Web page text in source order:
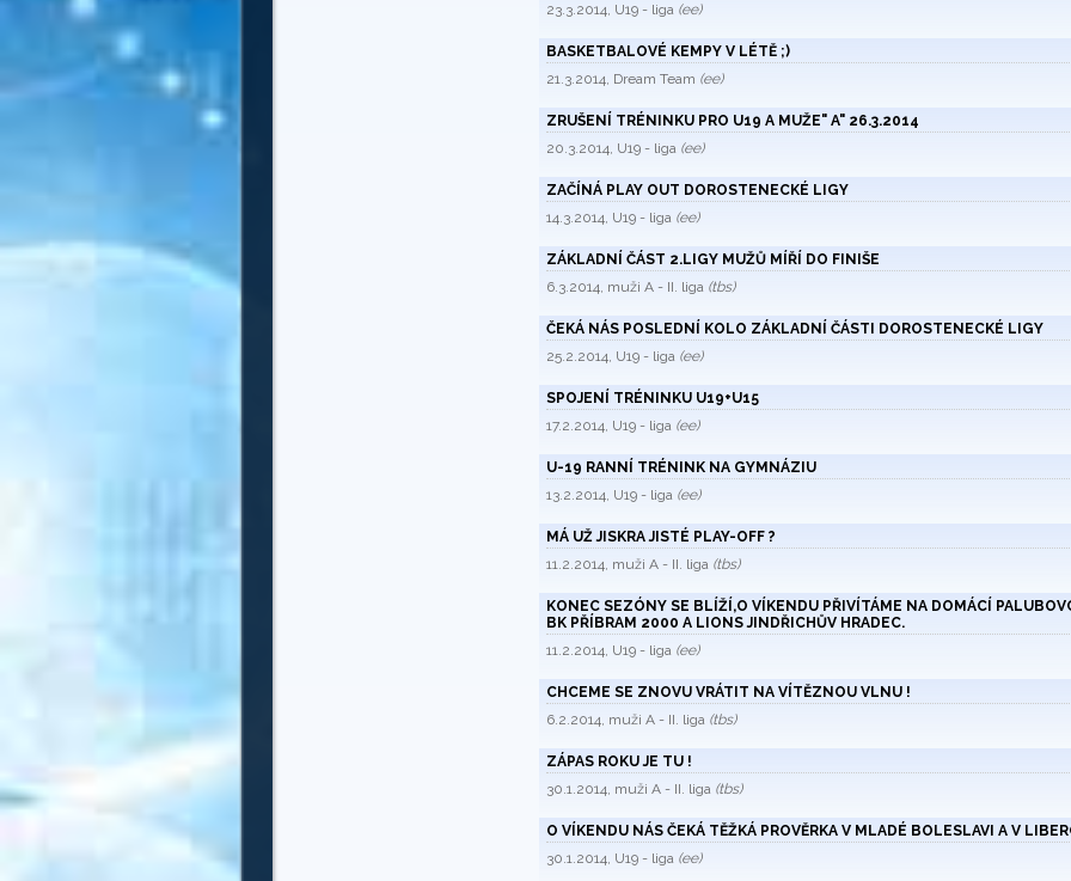
23.3.2014, U19 - liga (ee)
BASKETBALOVÉ KEMPY V LÉTĚ ;)
21.3.2014, Dream Team (ee)
ZRUŠENÍ TRÉNINKU PRO U19 A MUŽE" A" 26.3.2014
20.3.2014, U19 - liga (ee)
ZAČÍNÁ PLAY OUT DOROSTENECKÉ LIGY
14.3.2014, U19 - liga (ee)
ZÁKLADNÍ ČÁST 2.LIGY MUŽŮ MÍŘÍ DO FINIŠE
6.3.2014, muži A - II. liga (tbs)
ČEKÁ NÁS POSLEDNÍ KOLO ZÁKLADNÍ ČÁSTI DOROSTENECKÉ LIGY
25.2.2014, U19 - liga (ee)
SPOJENÍ TRÉNINKU U19+U15
17.2.2014, U19 - liga (ee)
U-19 RANNÍ TRÉNINK NA GYMNÁZIU
13.2.2014, U19 - liga (ee)
MÁ UŽ JISKRA JISTÉ PLAY-OFF ?
11.2.2014, muži A - II. liga (tbs)
KONEC SEZÓNY SE BLÍŽÍ,O VÍKENDU PŘIVÍTÁME NA DOMÁCÍ
BK PŘÍBRAM 2000 A LIONS JINDŘICHŮV HRADEC.
11.2.2014, U19 - liga (ee)
CHCEME SE ZNOVU VRÁTIT NA VÍTĚZNOU VLNU !
6.2.2014, muži A - II. liga (tbs)
ZÁPAS ROKU JE TU !
30.1.2014, muži A - II. liga (tbs)
O VÍKENDU NÁS ČEKÁ TĚŽKÁ PROVĚRKA V MLADÉ BOLESLAVI A V
30.1.2014, U19 - liga (ee)